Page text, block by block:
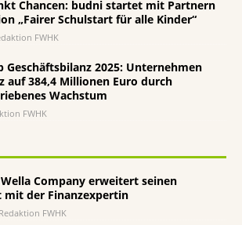
Chancen: budni startet mit Partnern
„Fairer Schulstart für alle Kinder“
FWHK
Geschäftsbilanz 2025: Unternehmen
auf 384,4 Millionen Euro durch
Wachstum
FWHK
Company erweitert seinen
mit der Finanzexpertin
Redaktion FWHK